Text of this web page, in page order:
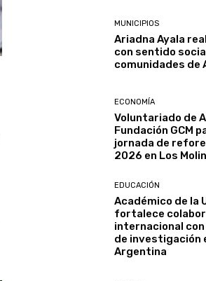
MUNICIPIOS
Ariadna Ayala
con sentido
comunidades de
ECONOMÍA
Voluntariado de
Fundación GCM
jornada de
2026 en Los
EDUCACIÓN
Académico de la
fortalece
internacional
de investigación
Argentina